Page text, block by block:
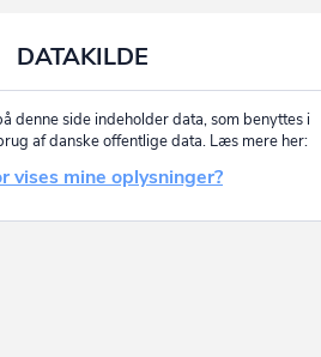
DATAKILDE
denne side indeholder data, som benyttes i
af danske offentlige data. Læs mere her:
vises mine oplysninger?